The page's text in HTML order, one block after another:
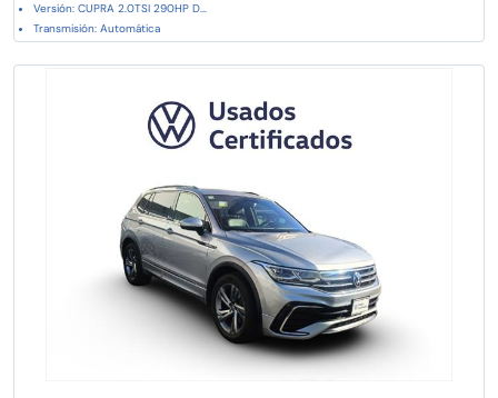
Versión: CUPRA 2.0TSI 290HP D...
Transmisión: Automática